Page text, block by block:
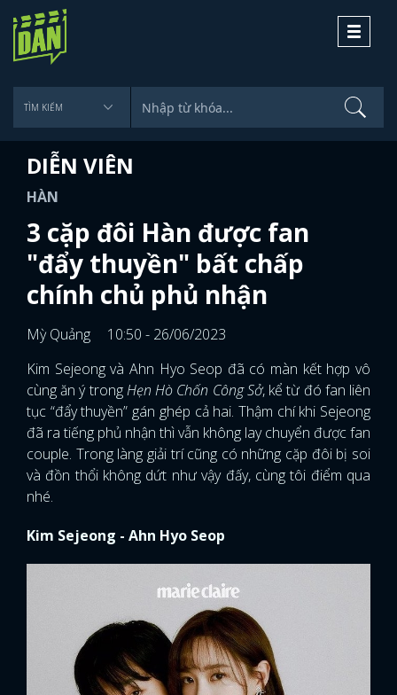
Toggle
DIỄN VIÊN
HÀN
3 cặp đôi Hàn được fan
"đẩy thuyền" bất chấp
chính chủ phủ nhận
Mỳ Quảng
10:50 - 26/06/2023
Kim Sejeong và Ahn Hyo Seop đã có màn kết hợp vô
cùng ăn ý trongHẹn Hò Chốn Công Sở, kể từ đó fan liên
tục “đẩy thuyền” gán ghép cả hai. Thậm chí khi Sejeong
đã ra tiếng phủ nhận thì vẫn không lay chuyển được fan
couple. Trong làng giải trí cũng có những cặp đôi bị soi
và đồn thổi không dứt như vậy đấy, cùng tôi điểm qua
nhé.
Kim Sejeong - Ahn Hyo Seop